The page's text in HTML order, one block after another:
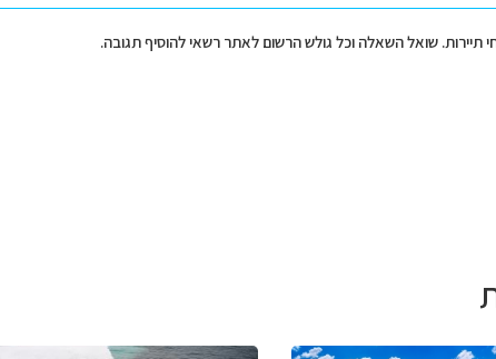
תיירות. שואל השאלה וכל גולש הרשום לאתר רשאי להוסיף תגובה.